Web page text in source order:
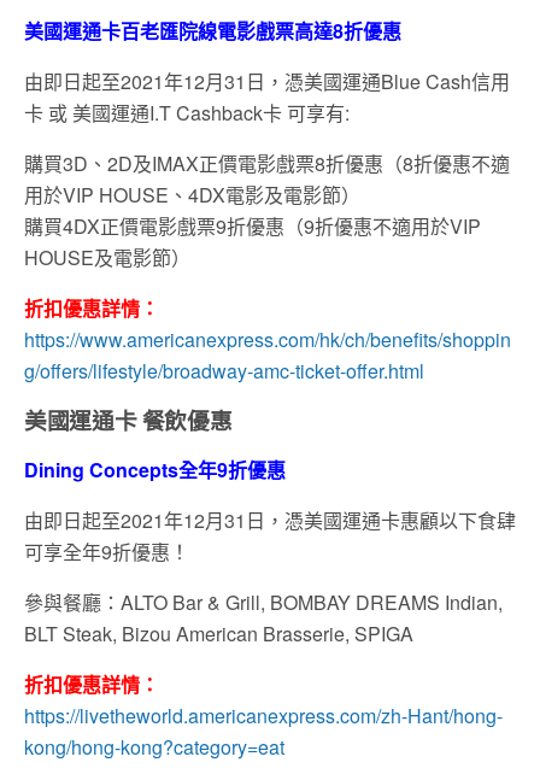
美國運通卡百老匯院線電影戲票高達8折優惠
由即日起至2021年12月31日，憑美國運通Blue Cash信用
卡 或 美國運通I.T Cashback卡 可享有:
購買3D、2D及IMAX正價電影戲票8折優惠（8折優惠不適
用於VIP HOUSE、4DX電影及電影節）
購買4DX正價電影戲票9折優惠（9折優惠不適用於VIP
HOUSE及電影節）
折扣優惠詳情：
https://www.americanexpress.com/hk/ch/benefits/shoppin
g/offers/lifestyle/broadway-amc-ticket-offer.html
美國運通卡 餐飲優惠
Dining Concepts全年9折優惠
由即日起至2021年12月31日，憑美國運通卡惠顧以下食肆
可享全年9折優惠！
參與餐廳：ALTO Bar & Grill, BOMBAY DREAMS Indian,
BLT Steak, Bizou American Brasserie, SPIGA
折扣優惠詳情：
https://livetheworld.americanexpress.com/zh-Hant/hong-
kong/hong-kong?category=eat